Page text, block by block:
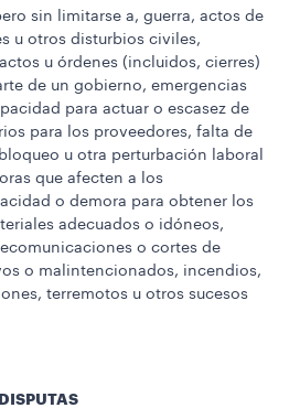
sin limitarse a, guerra, actos de
u otros disturbios civiles,
u órdenes (incluidos, cierres)
de un gobierno, emergencias
para actuar o escasez de
para los proveedores, falta de
u otra perturbación laboral
que afecten a los
o demora para obtener los
adecuados o idóneos,
o cortes de
o malintencionados, incendios,
terremotos u otros sucesos